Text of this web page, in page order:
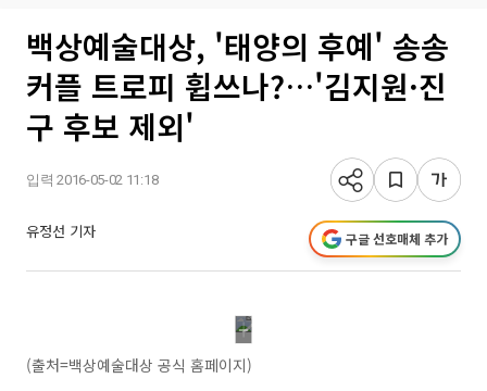
백상예술대상, '태양의 후예' 송송
커플 트로피 휩쓰나?…'김지원·진
구 후보 제외'
입력 2016-05-02 11:18
유정선 기자 구글 선호매체 추가
(출처=백상예술대상 공식 홈페이지)